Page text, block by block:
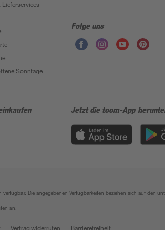
Lieferservices
Sonntage
Folge uns
Jetzt die toom-App
Die angegebenen Verfügbarkeiten beziehen sich auf den
an.
Vertrag widerrufen Barrierefreiheit